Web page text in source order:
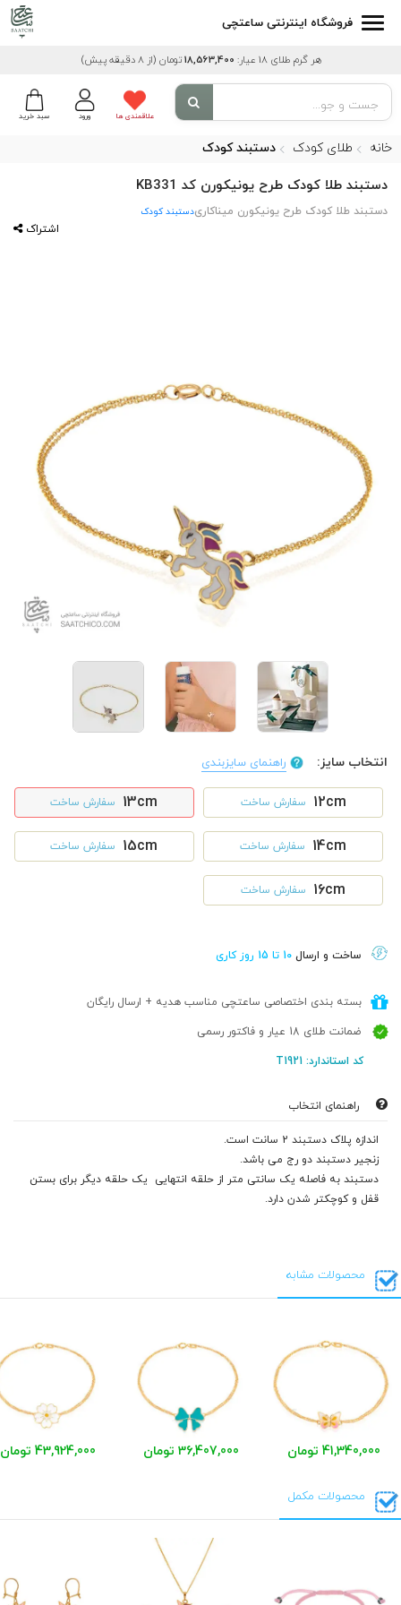
فروشگاه اینترنتی ساعتچی
هر گرم طلای 18 عیار: 18,563,400 تومان (از 8 دقیقه پیش)
سبد خرید ورود علاقمندی ها
خانه طلای کودک دستبند کودک
دستبند طلا کودک طرح یونیکورن کد KB331
دستبند طلا کودک طرح یونیکورن میناکاریدستبند کودک
اشتراک
انتخاب سایز: راهنمای سایزبندی
12cm سفارش ساخت 13cm سفارش ساخت
14cm سفارش ساخت 15cm سفارش ساخت
16cm سفارش ساخت
ساخت و ارسال 10 تا 15 روز کاری
بسته بندی اختصاصی ساعتچی مناسب هدیه + ارسال رایگان
ضمانت طلای 18 عیار و فاکتور رسمی
کد استاندارد: T1921
راهنمای انتخاب
اندازه پلاک دستبند 2 سانت است.
زنجیر دستبند دو رج می باشد.
دستبند به فاصله یک سانتی متر از حلقه انتهایی یک حلقه دیگر برای بستن
قفل و کوچکتر شدن دارد.
محصولات مشابه
41,340,000 تومان 36,407,000 تومان 43,924,000 تومان
محصولات مکمل